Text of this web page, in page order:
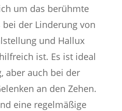
um das berühmte
bei der Linderung von
und Hallux
ist. Es ist ideal
aber auch bei der
an den Zehen.
eine regelmäßige